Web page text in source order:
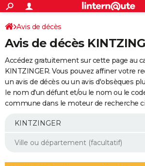
ACTUALITÉS
Politique
Société
Faits Divers
Education
Monde
Villes
+
SPORT
Coupe du monde 2026
Football
Tennis
Cyclisme
Rugby
Forum
Programme TV
TNT
Streaming
Cinéma
Sorties cinéma
Musique
+
FINANCE
Impôts
Immobilier
Risques naturels par ville
Banque
Assurance
Crédit
AUTO
Essais
Réserver un essai
Citadines
Berlines
SUV
Forum auto
+
Mobiles
Meilleur smartphone
Internet
Ordinateurs
Jeux vidéo
Guide high-tech
Aménagement intérieur
Avis de décès
Avis de décès
Accédez gratuitement sur cette page au
KINTZINGER. Vous pouvez affiner votre
un avis de décès ou un avis d'obsèques
le nom d'un défunt et/ou le nom ou le
commune dans le moteur de recherche